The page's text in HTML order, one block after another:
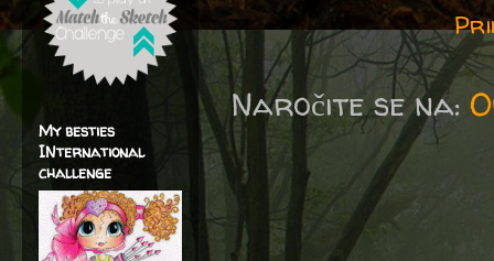
Naročite se na:
My besties
INternational
challenge